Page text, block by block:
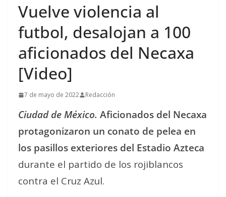
Vuelve violencia al
futbol, desalojan a 100
aficionados del Necaxa
[Video]
7 de mayo de 2022 Redacción
Ciudad de México. Aficionados del Necaxa
protagonizaron un conato de pelea en
los pasillos exteriores del Estadio Azteca
durante el partido de los rojiblancos
contra el Cruz Azul.